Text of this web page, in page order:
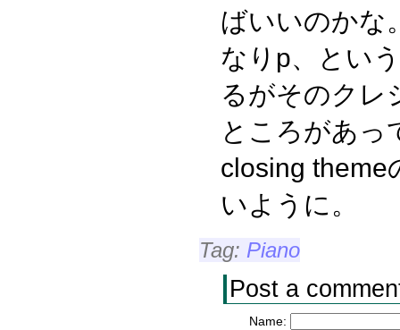
ばいいのかな
なりp、とい
るがそのクレ
ところがあっ
closing theme
いように。
Tag: Piano
Post a
Name: